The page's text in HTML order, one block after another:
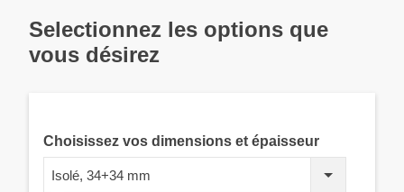
Selectionnez les options que
vous désirez
Choisissez vos dimensions et épaisseur
Isolé, 34+34 mm